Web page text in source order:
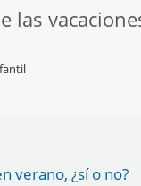
las
verano, ¿sí o no?